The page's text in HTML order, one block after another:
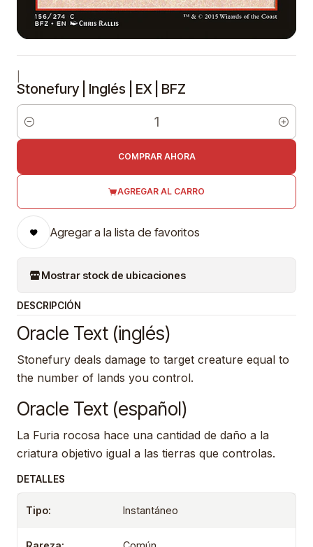
Stonefury | Inglés | EX | BFZ
Cantidad
AGREGAR AL CARRO
COMPRAR AHORA
Agregar a la lista de favoritos
Mostrar stock de ubicaciones
DESCRIPCIÓN
Oracle Text (inglés)
Stonefury deals damage to target creature equal to
the number of lands you control.
Oracle Text (español)
La Furia rocosa hace una cantidad de daño a la
criatura objetivo igual a las tierras que controlas.
DETALLES
Tipo: Instantáneo